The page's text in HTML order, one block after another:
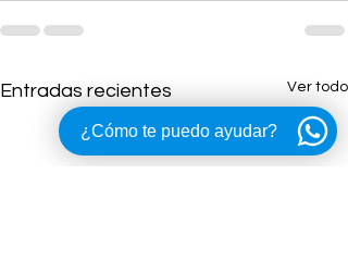
Entradas recientes Ver todo
¿Cómo te puedo ayudar?